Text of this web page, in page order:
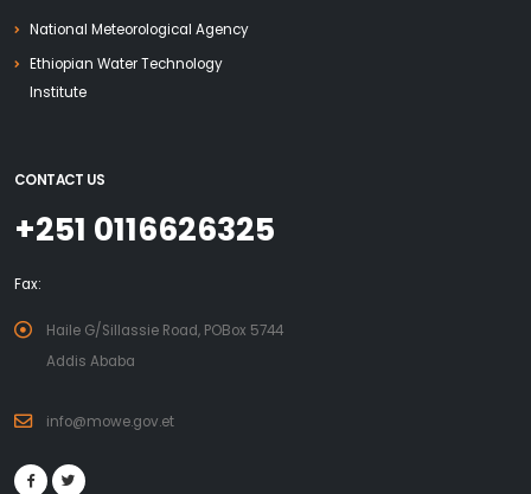
National Meteorological Agency
Ethiopian Water Technology
Institute
CONTACT US
+251 0116626325
Fax:
Haile G/Sillassie Road, POBox 5744
Addis Ababa
info@mowe.gov.et